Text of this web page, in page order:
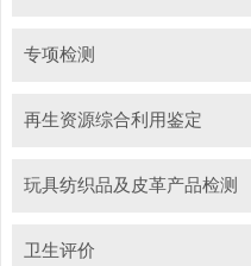
专项检测
再生资源综合利用鉴定
玩具纺织品及皮革产品检测
卫生评价